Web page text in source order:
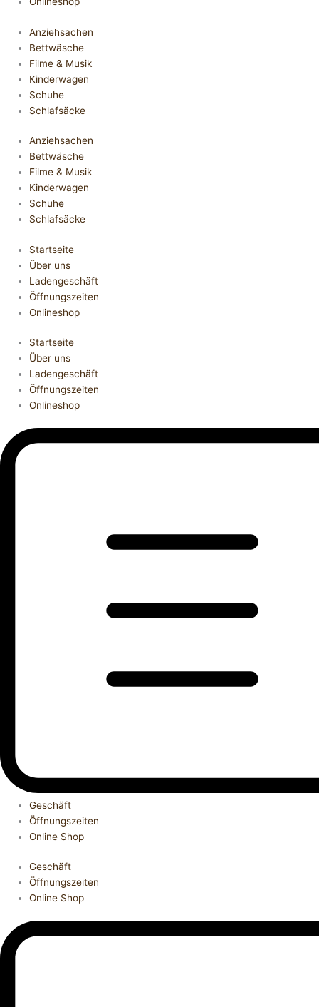
Anziehsachen
Bettwäsche
Filme & Musik
Kinderwagen
Schuhe
Schlafsäcke
Anziehsachen
Bettwäsche
Filme & Musik
Kinderwagen
Schuhe
Schlafsäcke
Startseite
Über uns
Ladengeschäft
Öffnungszeiten
Onlineshop
Startseite
Über uns
Ladengeschäft
Öffnungszeiten
Onlineshop
Geschäft
Öffnungszeiten
Online Shop
Geschäft
Öffnungszeiten
Online Shop